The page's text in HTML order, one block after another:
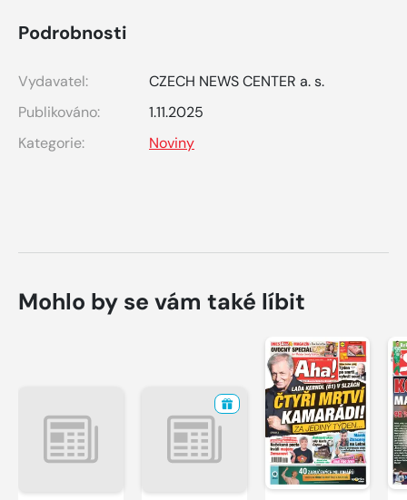
Podrobnosti
Vydavatel:
CZECH NEWS CENTER a. s.
Publikováno:
1.11.2025
Kategorie:
Noviny
Mohlo by se vám také líbit